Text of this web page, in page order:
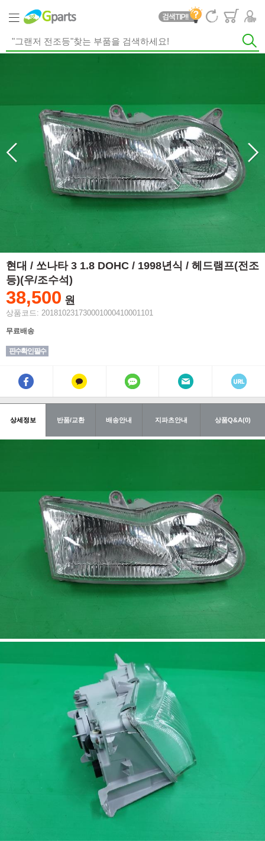
현대 / 쏘나타 3 1.8 DOHC / 1998년식 / 헤드램프(전조
등)(우/조수석)
38,500 원
상품코드: 201810231730001000410001101
무료배송
핀수확인 필수
상세정보 반품/교환 배송안내 지파츠안내 상품Q&A(0)